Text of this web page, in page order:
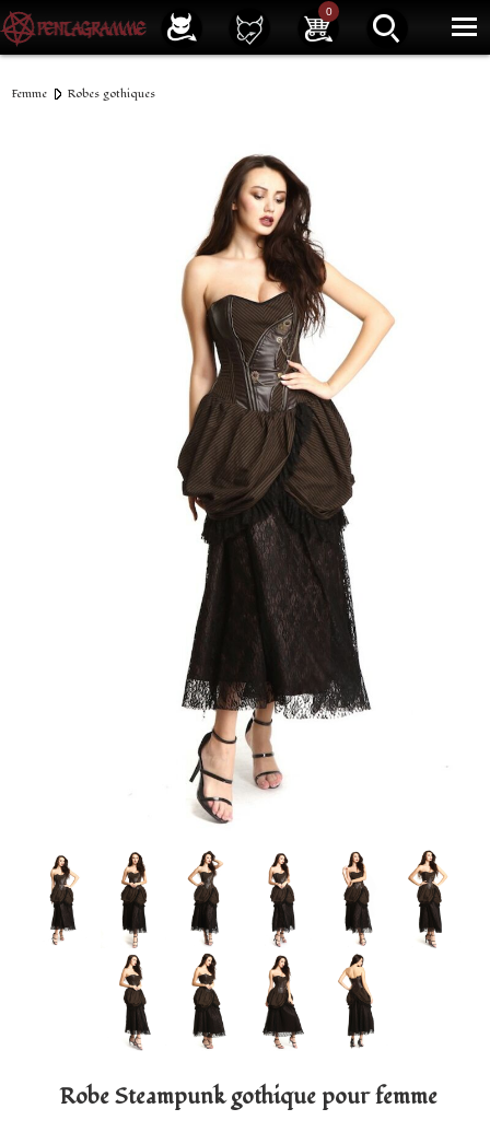
0
Service client 01 40 39 07 94
Newsletter | | Facebook | Instagram
|
Femme Robes gothiques
Robe Steampunk gothique pour femme